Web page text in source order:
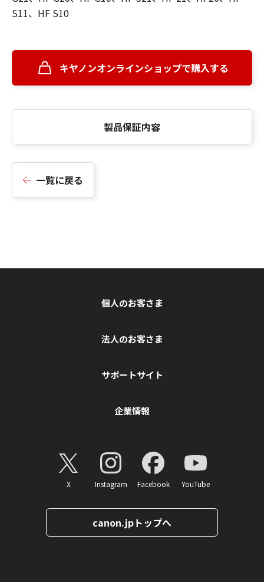
S11、HF S10
キヤノンオンラインショップで購入する
製品保証内容
一覧に戻る
個人のお客さま
法人のお客さま
サポートサイト
企業情報
X Instagram Facebook YouTube
canon.jpトップへ